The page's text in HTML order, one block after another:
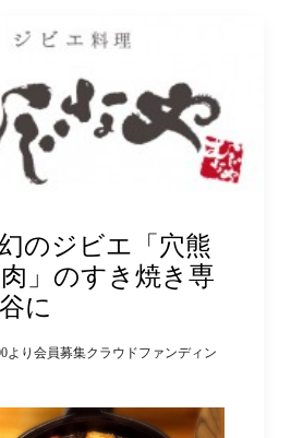
のジビエ「穴熊
」のすき焼き専
に
より会員募集クラウドファンディン